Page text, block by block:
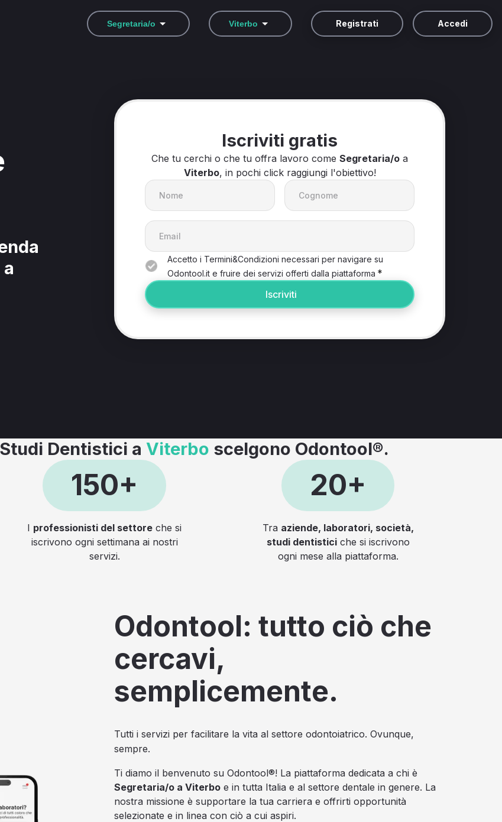
Segretaria/o Viterbo Registrati Accedi
Iscriviti gratis
Che tu cerchi o che tu offra lavoro come Segretaria/o a
Viterbo, in pochi click raggiungi l'obiettivo!
Accetto i Termini&Condizioni necessari per navigare su
Odontool.it e fruire dei servizi offerti dalla piattaforma *
Iscriviti
Dentistici a Viterbo scelgono Odontool®.
150+
I professionisti del settore che si
iscrivono ogni settimana ai nostri
servizi.
20+
Tra aziende, laboratori, società,
studi dentisticiche si iscrivono
ogni mese alla piattaforma.
Odontool: tutto ciò che
cercavi,
semplicemente.
Tutti i servizi per facilitare la vita al settore odontoiatrico. Ovunque,
sempre.
Ti diamo il benvenuto su Odontool®! La piattaforma dedicata a chi è
Segretaria/o a Viterbo e in tutta Italia e al settore dentale in genere. La
nostra missione è supportare la tua carriera e offrirti opportunità
selezionate e in linea con ciò a cui aspiri.